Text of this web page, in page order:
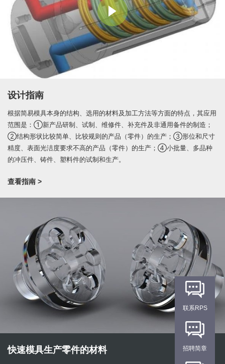
设计指南
根据简易模具本身的结构、选用的材料及加工方法等方面的特点，其应用
范围是：①新产品研制、试制、维修件、补充件及非通用备件的制造；
②结构形状比较简单、比较规则的产品（零件）的生产；③形位和尺寸
精度、表面光洁度要求不高的产品（零件）的生产；④小批量、多品种
的冲压件、铸件、塑料件的试制和生产。
查看指南 >
快速模具生产零件的材料
联系RPS
招聘简章